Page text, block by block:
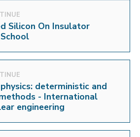
Silicon On Insulator
deterministic and
- International
engineering